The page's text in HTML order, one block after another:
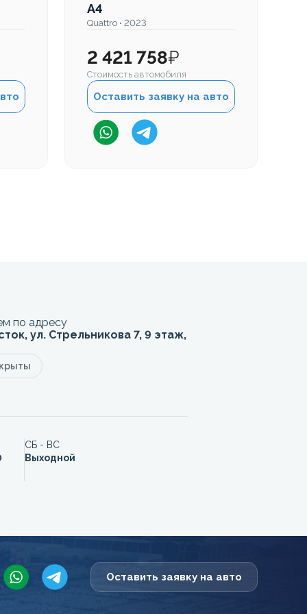
A4
Quattro • 2023
2 421 758₽
Стоимость автомобиля
Оставить заявку на авто
по адресу
ул. Стрельникова 7, 9 этаж,
СБ - ВС
Выходной
Оставить заявку на авто